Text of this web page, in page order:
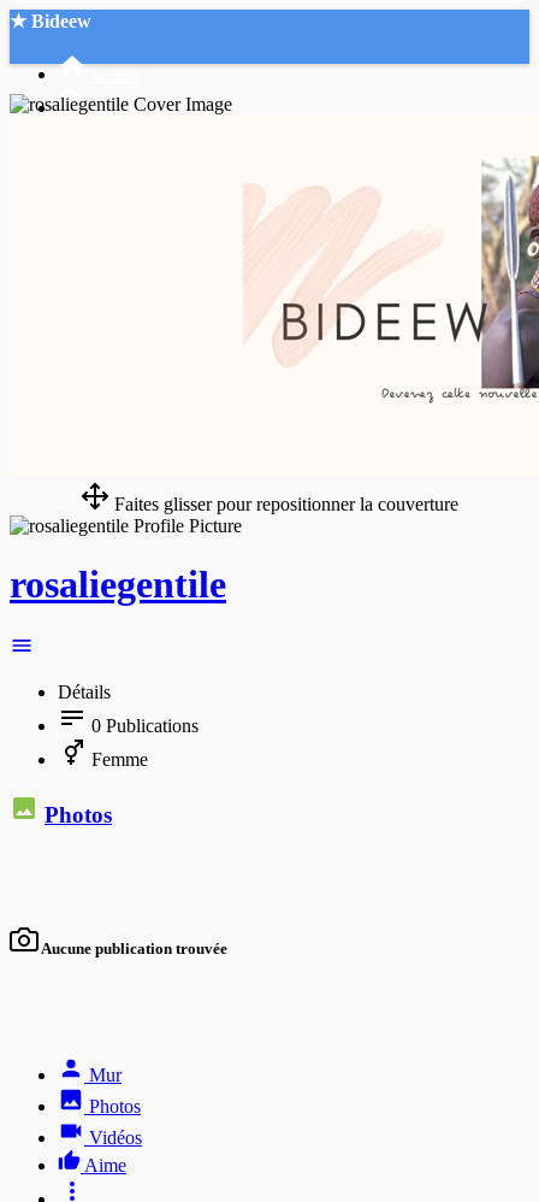
★ Bideew
Faites glisser pour repositionner la couverture
rosaliegentile
Détails
0 Publications
Femme
Photos
Aucune publication trouvée
Mur
Photos
Vidéos
Aime